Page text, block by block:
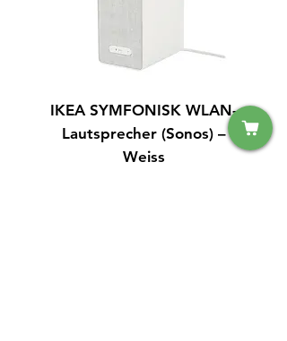
IKEA SYMFONISK WLAN-
Lautsprecher (Sonos) –
Weiss